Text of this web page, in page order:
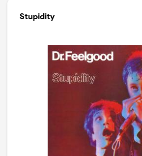
Stupidity